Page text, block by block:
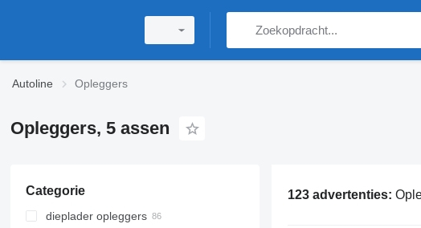
Autoline Opleggers
Opleggers, 5 assen
Categorie
dieplader opleggers
123 advertenties: